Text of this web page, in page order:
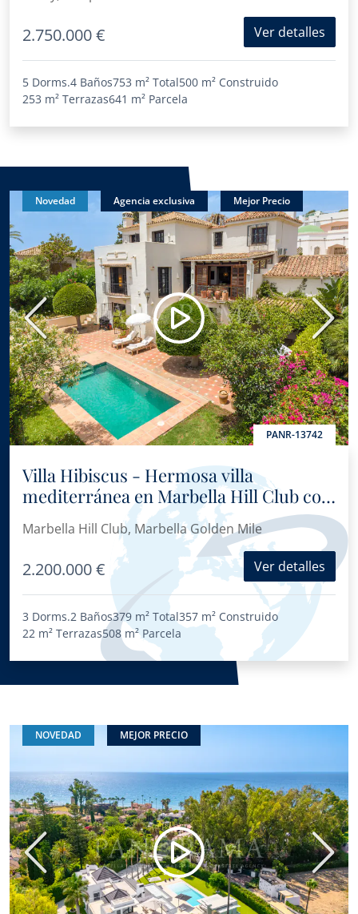
2.750.000 € Ver detalles
5 Dorms.4 Baños753 m² Total500 m² Construido
253 m² Terrazas641 m² Parcela
Anterior
Novedad Agencia exclusiva Mejor Precio
PANR-13742
Villa Hibiscus - Hermosa villa
mediterránea en Marbella Hill Club con
encanto tradicional atemporal
Marbella Hill Club, Marbella Golden Mile
2.200.000 € Ver detalles
3 Dorms.2 Baños379 m² Total357 m² Construido
22 m² Terrazas508 m² Parcela
NOVEDAD MEJOR PRECIO
Anterior